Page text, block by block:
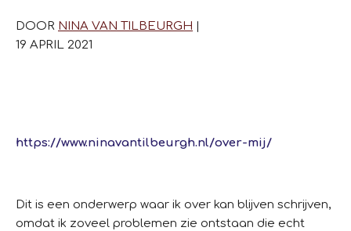
DOOR NINA VAN TILBEURGH |
19 APRIL 2021
https://www.ninavantilbeurgh.nl/over-mij/
Dit is een onderwerp waar ik over kan blijven schrijven,
omdat ik zoveel problemen zie ontstaan die echt